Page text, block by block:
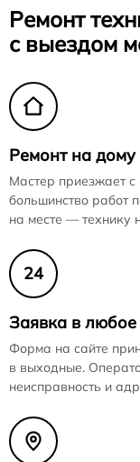
Ремонт
с выездом
Ремонт на дому
Мастер приезжает с
большинство работ
на месте — технику
24
Заявка в любое
Форма на сайте
в выходные.
неисправность и